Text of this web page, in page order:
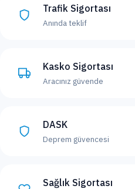
Trafik Sigortası
Anında teklif
Kasko Sigortası
Aracınız güvende
DASK
Deprem güvencesi
Sağlık Sigortası